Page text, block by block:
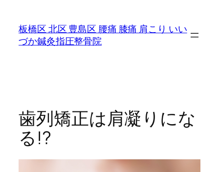
板橋区 北区 豊島区 腰痛 膝痛 肩こり いい
づか鍼灸指圧整骨院
歯列矯正は肩凝りにな
る!?